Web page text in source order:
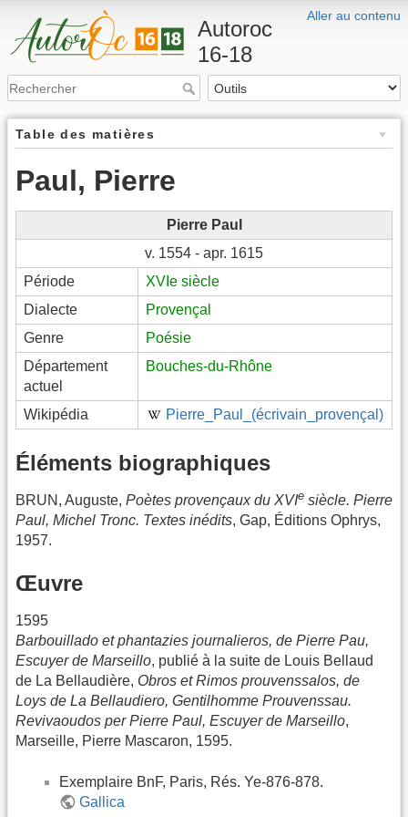
Aller au contenu
Autoroc
16-18
Table des matières
Paul, Pierre
Pierre Paul
v. 1554 - apr. 1615
Période
XVIe siècle
Dialecte
Provençal
Genre
Poésie
Département
actuel
Bouches-du-Rhône
Wikipédia Pierre_Paul_(écrivain_provençal)
Éléments biographiques
BRUN, Auguste, Poètes provençaux du XVIe siècle. Pierre
Paul, Michel Tronc. Textes inédits, Gap, Éditions Ophrys,
1957.
Œuvre
1595
Barbouillado et phantazies journalieros, de Pierre Pau,
Escuyer de Marseillo, publié à la suite de Louis Bellaud
de La Bellaudière, Obros et Rimos prouvenssalos, de
Loys de La Bellaudiero, Gentilhomme Prouvenssau.
Revivaoudos per Pierre Paul, Escuyer de Marseillo,
Marseille, Pierre Mascaron, 1595.
Exemplaire BnF, Paris, Rés. Ye-876-878.
Gallica